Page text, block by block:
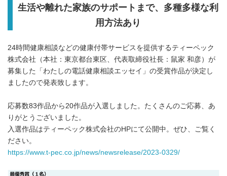
生活や離れた家族のサポートまで、多種多様な利
用方法あり
24時間健康相談などの健康付帯サービスを提供するティーペック
株式会社（本社：東京都台東区、代表取締役社長：鼠家 和彦）が
募集した「わたしの電話健康相談エッセイ」の受賞作品が決定し
ましたので発表致します。
応募数83作品から20作品が入選しました。たくさんのご応募、あ
りがとうございました。
入選作品はティーペック株式会社のHPにて公開中。ぜひ、ご覧く
ださい。
https://www.t-pec.co.jp/news/newsrelease/2023-0329/